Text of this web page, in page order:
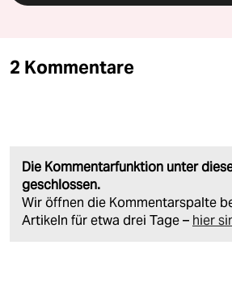
2 Kommentare
Die Kommentarfunktion unter
geschlossen.
Wir öffnen die Kommentarspalte
Artikeln für etwa drei Tage – hier